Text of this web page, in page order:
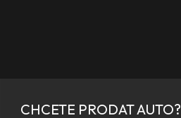
CHCETE PRODAT AUTO?